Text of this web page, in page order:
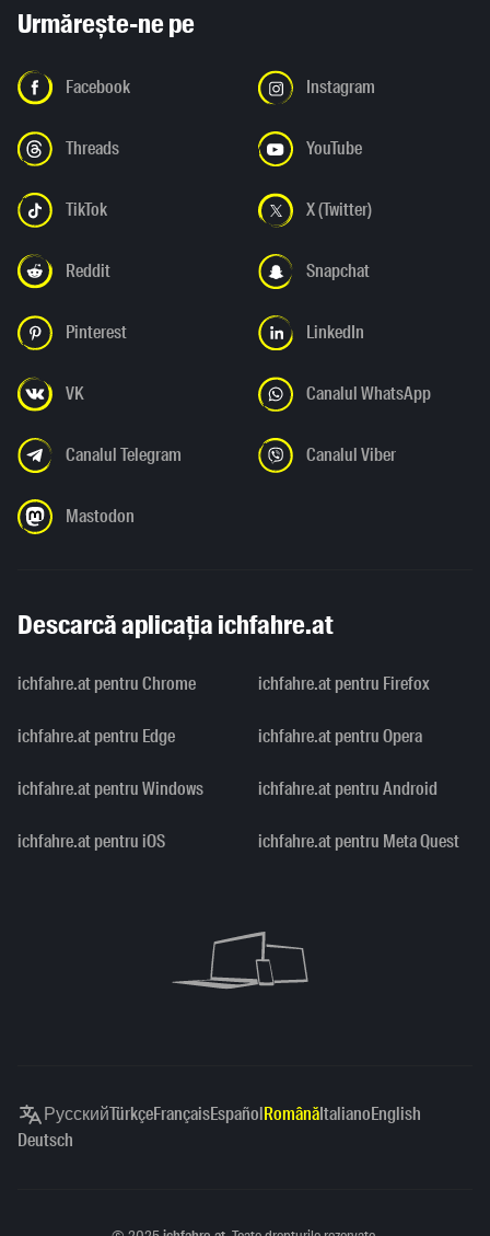
Urmărește-ne pe
Facebook Instagram
Threads YouTube
TikTok X (Twitter)
Reddit Snapchat
Pinterest LinkedIn
VK Canalul WhatsApp
Canalul Telegram Canalul Viber
Mastodon
Descarcă aplicația ichfahre.at
ichfahre.at pentru Chrome ichfahre.at pentru Firefox
ichfahre.at pentru Edge ichfahre.at pentru Opera
ichfahre.at pentru Windows ichfahre.at pentru Android
ichfahre.at pentru iOS ichfahre.at pentru Meta Quest
РусскийTürkçeFrançaisEspañolRomânăItalianoEnglish
Deutsch